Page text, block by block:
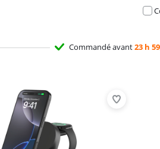
Commandé avant23 h 59